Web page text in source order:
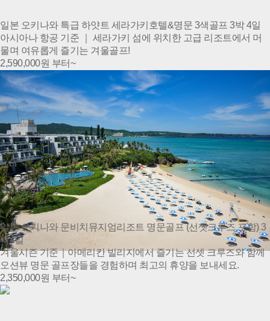
일본 오키나와 특급 하얏트 세라가키호텔&명문 3색골프 3박 4일
아시아나 항공 기준 ｜ 세라가키 섬에 위치한 고급 리조트에서 머
물며 여유롭게 즐기는 겨울골프!
2,590,000원 부터~
일본 오키나와 문비치뮤지엄리조트 명문골프 (선셋크루즈 포함) 3
박4일
겨울시즌 기준｜아메리칸 빌리지에서 즐기는 선셋 크루즈와 함께
오션뷰 명문 골프장들을 경험하며 최고의 휴양을 보내세요.
2,350,000원 부터~